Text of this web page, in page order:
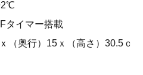
タイマー搭載
（奥行）15ｘ（高さ）30.5ｃ